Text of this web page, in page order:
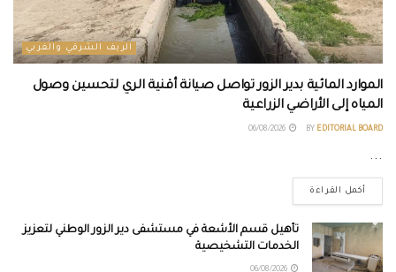
الريف الشرقي والغربي
الموارد المائية بدير الزور تواصل صيانة أقنية الري لتحسين وصول
المياه إلى الأراضي الزراعية
BY EDITORIAL BOARD
...
أكمل القراءة
تأهيل قسم الأشعة في مستشفى دير الزور الوطني لتعزيز
الخدمات التشخيصية